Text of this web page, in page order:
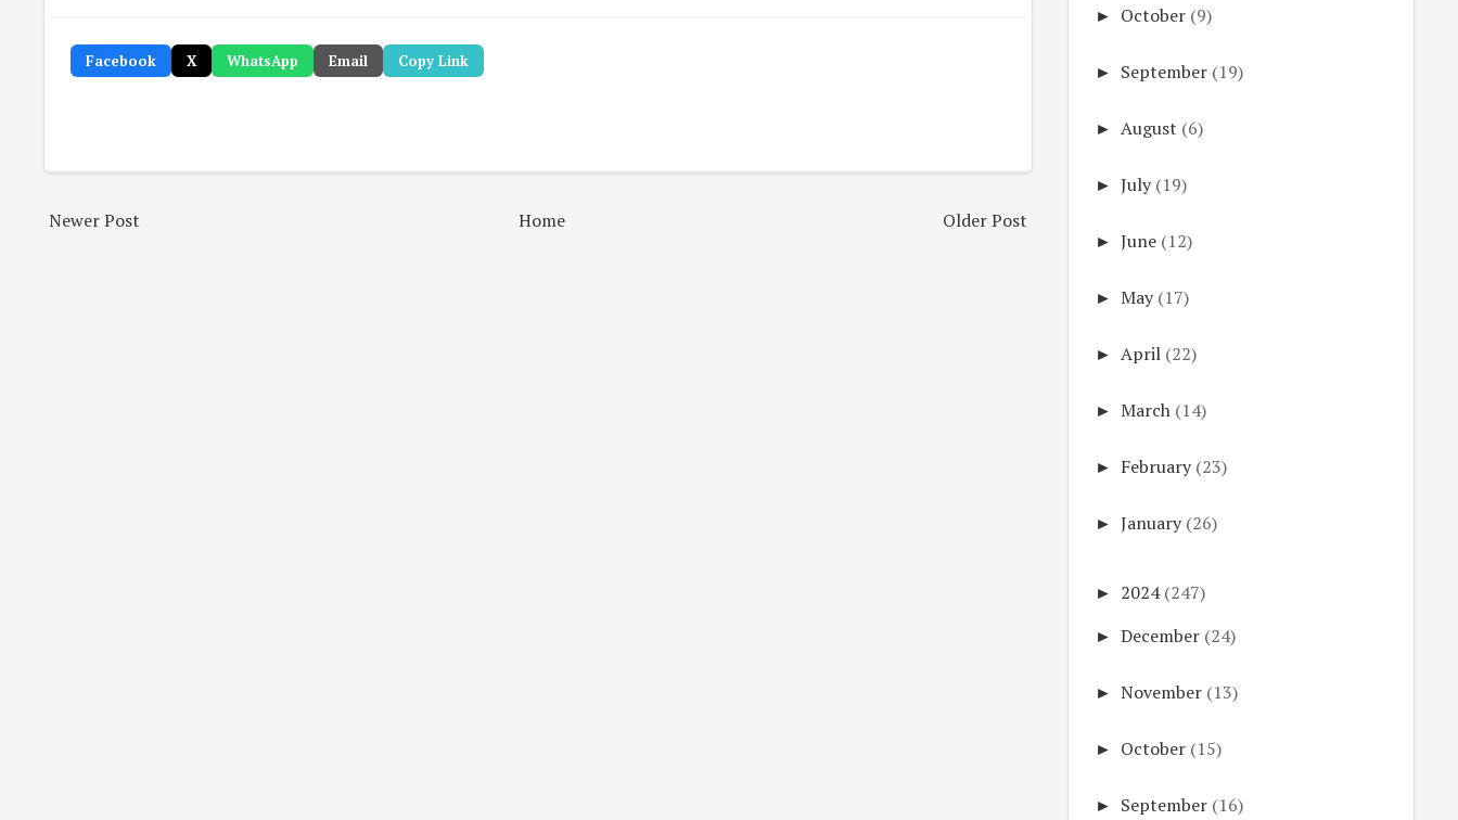
Facebook X WhatsApp Email Copy Link
Newer Post Older Post
Home
► October (9)
► September (19)
► August (6)
► July (19)
► June (12)
► May (17)
► April (22)
► March (14)
► February (23)
► January (26)
► 2024 (247)
► December (24)
► November (13)
► October (15)
► September (16)